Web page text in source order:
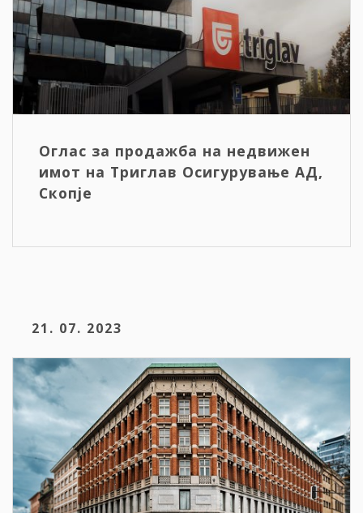
Оглас за продажба на недвижен
имот на Триглав Осигурување АД,
Скопје
21. 07. 2023